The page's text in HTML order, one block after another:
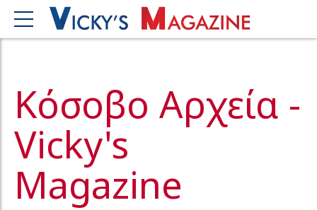
Κόσοβο Αρχεία -
Vicky's
Magazine